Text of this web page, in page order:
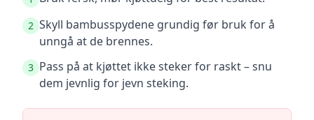
2 Skyll bambusspydene grundig før bruk for å
unngå at de brennes.
3 Pass på at kjøttet ikke steker for raskt – snu
dem jevnlig for jevn steking.